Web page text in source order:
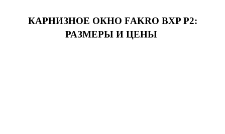
КАРНИЗНОЕ ОКНО FAKRO BXP P2:
РАЗМЕРЫ И ЦЕНЫ